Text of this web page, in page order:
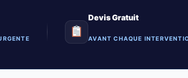
Devis Gratuit
AVANT CHAQUE